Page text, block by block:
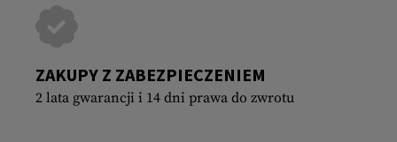
ZAKUPY Z ZABEZPIECZENIEM
2 lata gwarancji i 14 dni prawa do zwrotu